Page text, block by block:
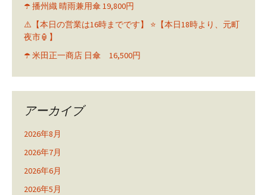
☂️ 播州織 晴雨兼用傘 19,800円
⚠️【本日の営業は16時までです】 ⭐️【本日18時より、元町
夜市🏮】
☂️ 米田正一商店 日傘 16,500円
アーカイブ
2026年8月
2026年7月
2026年6月
2026年5月